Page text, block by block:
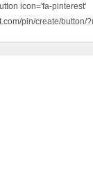
icon='fa-pinterest'
pin/create/button/